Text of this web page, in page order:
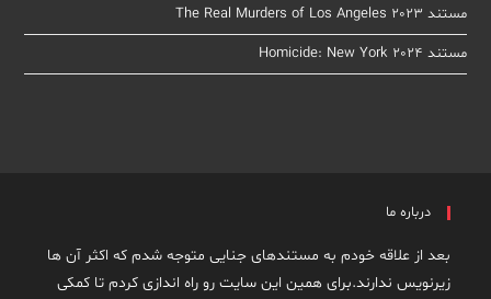
مستند The Real Murders of Los Angeles 2023
مستند Homicide: New York 2024
درباره ما
بعد از علاقه خودم به مستندهای جنایی متوجه شدم که اکثر آن ها
زیرنویس ندارند.برای همین این سایت رو راه اندازی کردم تا کمکی